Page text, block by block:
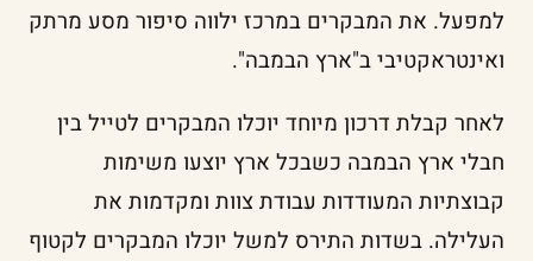
למפעל. את המבקרים במרכז ילווה סיפור מסע מרתק
ואינטראקטיבי ב"ארץ הבמבה".
לאחר קבלת דרכון מיוחד יוכלו המבקרים לטייל בין
חבלי ארץ הבמבה כשבכל ארץ יוצעו משימות
קבוצתיות המעודדות עבודת צוות ומקדמות את
העלילה. בשדות התירס למשל יוכלו המבקרים לקטוף